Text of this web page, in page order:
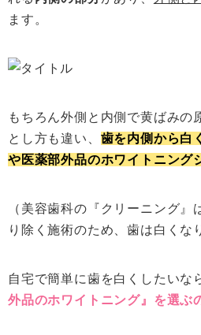
ます。
もちろん外側と内側で黄ばみの
とし方も違い、 歯を内側から白
や医薬部外品のホワイトニング
（美容歯科の『クリーニング』
り除く施術のため、歯は白くな
自宅で簡単に歯を白くしたいな
外品のホワイトニング』を選ぶ